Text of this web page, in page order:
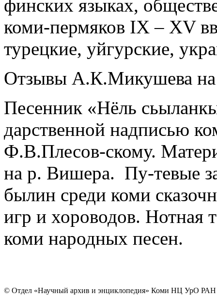
финских языках,
коми-пермяков IХ – ХV
турецкие, уйгурские,
Отзывы А.К.Микушева на
Песенник «Нёль
дарственной надписью
Ф.В.Плесов-скому.
на р. Вишера. Пу-тевые
былин среди коми
игр и хороводов. Нотная
коми народных песен.
© Отдел «Научный архив и энциклопедия» Коми НЦ УрО РАН